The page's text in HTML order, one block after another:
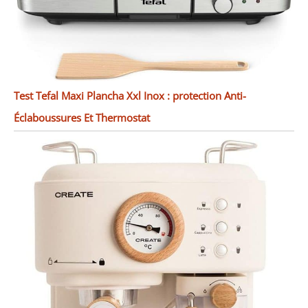
Test Tefal Maxi Plancha Xxl Inox : protection Anti-
Éclaboussures Et Thermostat